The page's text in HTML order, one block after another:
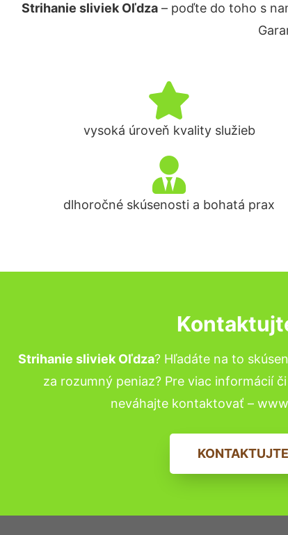
Strihanie sliviek Oľdza– poďte do toho s
vysoká úroveň kvality služieb
dlhoročné skúsenosti a bohatá prax
Strihanie sliviek Oľdza? Hľadáte na to
za rozumný peniaz? Pre viac informácií
neváhajte kontaktovať –